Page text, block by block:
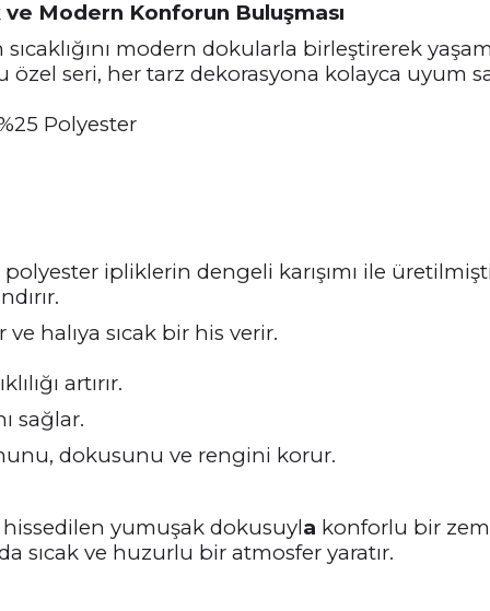
ve Modern Konforun Buluşması
sıcaklığını modern dokularla birleştirerek
özel seri, her tarz dekorasyona kolayca uyum
Polyester
ipliklerin dengeli karışımı ile
halıya sıcak bir his verir.
artırır.
sağlar.
dokusunu ve rengini korur.
hissedilen yumuşak dokusuyla konforlu bir
sıcak ve huzurlu bir atmosfer yaratır.